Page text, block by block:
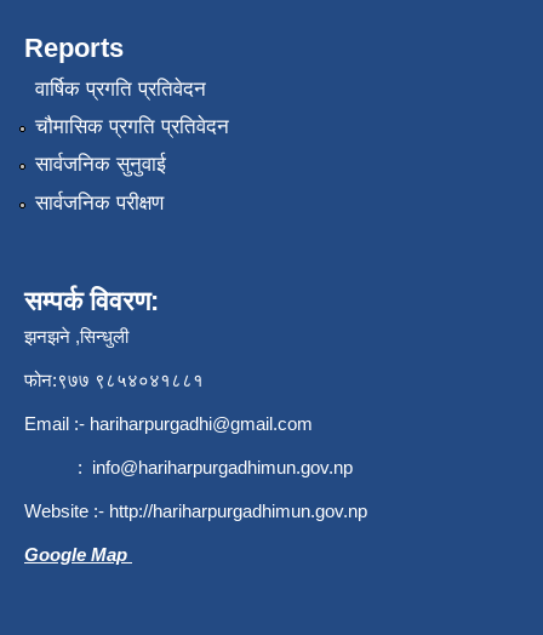
Reports
वार्षिक प्रगति प्रतिवेदन
चौमासिक प्रगति प्रतिवेदन
सार्वजनिक सुनुवाई
सार्वजनिक परीक्षण
सम्पर्क विवरण:
झनझने ,सिन्धुली
फोन:९७७ ९८५४०४१८८१
Email :- hariharpurgadhi@gmail.com
: info@hariharpurgadhimun.gov.np
Website :- http://hariharpurgadhimun.gov.np
Google Map